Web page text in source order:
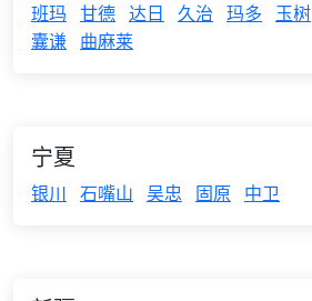
班玛 甘德 达日 久治 玛多 玉树
囊谦 曲麻莱
宁夏
银川 石嘴山 吴忠 固原 中卫